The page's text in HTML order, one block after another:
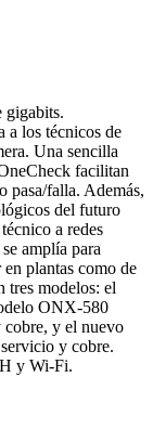
gigabits.
los técnicos de
Una sencilla
facilitan
pasa/falla. Además,
del futuro
a redes
amplía para
en plantas como de
tres modelos: el
ONX-580
cobre, y el nuevo
y cobre.
y Wi-Fi.